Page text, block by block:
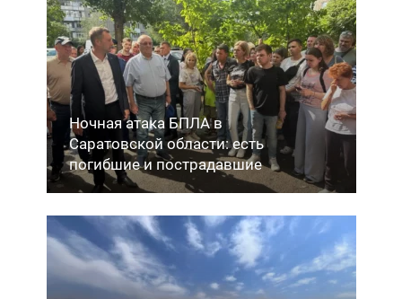
Ночная атака БПЛА в
Саратовской области: есть
погибшие и пострадавшие